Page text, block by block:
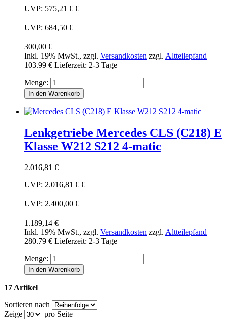
UVP: 575,21 €€
UVP: 684,50 €
300,00 €
Inkl. 19% MwSt., zzgl. Versandkosten zzgl. Altteilepfand
103.99 € Lieferzeit: 2-3 Tage
Menge:
In den Warenkorb
Lenkgetriebe Mercedes CLS (C218) E
Klasse W212 S212 4-matic
2.016,81 €
UVP: 2.016,81 €€
UVP: 2.400,00 €
1.189,14 €
Inkl. 19% MwSt., zzgl. Versandkosten zzgl. Altteilepfand
280.79 € Lieferzeit: 2-3 Tage
Menge:
In den Warenkorb
17 Artikel
Sortieren nach
Zeige
pro Seite